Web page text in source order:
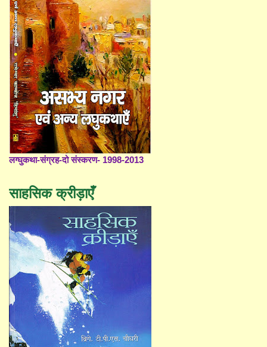
लग्घुकथा-संग्रह-दो संस्करण- 1998-2013
साहसिक क्रीड़ाएँ